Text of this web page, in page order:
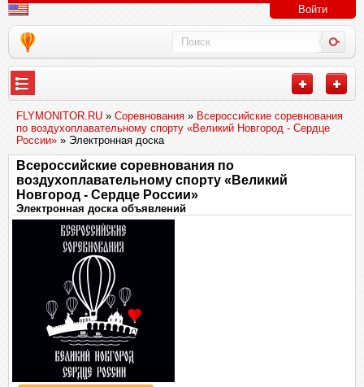
Войти
FLYMONITOR.RU » Соревнования » Всероссийские соревнования
по воздухоплавательному спорту «Великий Новгород - Сердце
России» » Электронная доска
Всероссийские соревнования по
воздухоплавательному спорту «Великий
Новгород - Сердце России»
Электронная доска объявлений